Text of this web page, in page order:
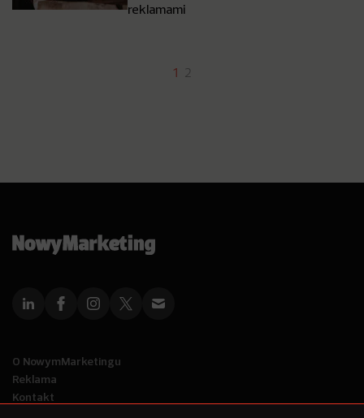
reklamami
1 2
O NowymMarketingu
Reklama
Kontakt